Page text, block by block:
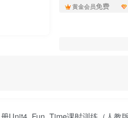
黄金会员免费